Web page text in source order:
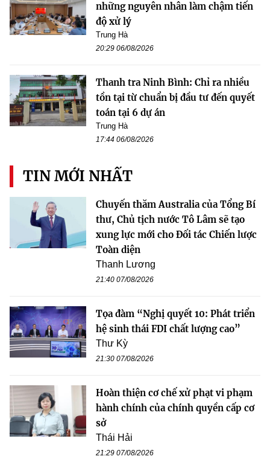
những nguyên nhân làm chậm tiến
độ xử lý
Trung Hà
20:29 06/08/2026
Thanh tra Ninh Bình: Chỉ ra nhiều
tồn tại từ chuẩn bị đầu tư đến quyết
toán tại 6 dự án
Trung Hà
17:44 06/08/2026
TIN MỚI NHẤT
Chuyến thăm Australia của Tổng Bí
thư, Chủ tịch nước Tô Lâm sẽ tạo
xung lực mới cho Đối tác Chiến lược
Toàn diện
Thanh Lương
21:40 07/08/2026
Tọa đàm “Nghị quyết 10: Phát triển
hệ sinh thái FDI chất lượng cao”
Thư Kỳ
21:30 07/08/2026
Hoàn thiện cơ chế xử phạt vi phạm
hành chính của chính quyền cấp cơ
sở
Thái Hải
21:29 07/08/2026